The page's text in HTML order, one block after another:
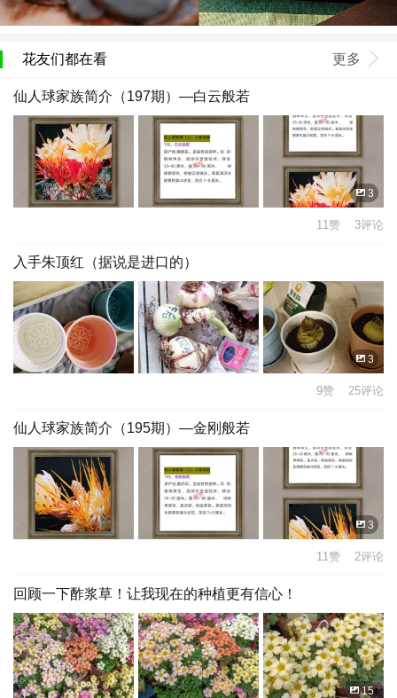
花友们都在看 更多
仙人球家族简介（197期）—白云般若
3
11赞 3评论
入手朱顶红（据说是进口的）
3
9赞 25评论
仙人球家族简介（195期）—金刚般若
3
11赞 2评论
回顾一下酢浆草！让我现在的种植更有信心！
15